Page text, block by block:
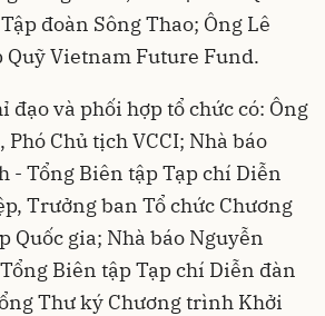
đoàn Sông Thao; Ông Lê
Quỹ Vietnam Future Fund.
đạo và phối hợp tổ chức có: Ông
Chủ tịch VCCI; Nhà báo
- Tổng Biên tập Tạp chí Diễn
Trưởng ban Tổ chức Chương
gia; Nhà báo Nguyễn
Biên tập Tạp chí Diễn đàn
Thư ký Chương trình Khởi